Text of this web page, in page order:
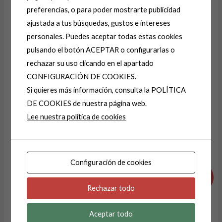
Correo electrónico
A
n
¡Oferta!
precio
39,99 €.
precio
19,99 €.
¡Oferta!
precio
24,99 €.
precio
9,99 €.
preferencias, o para poder mostrarte publicidad
ajustada a tus búsquedas, gustos e intereses
personales. Puedes aceptar todas estas cookies
pulsando el botón ACEPTAR o configurarlas o
rechazar su uso clicando en el apartado
CONFIGURACIÓN DE COOKIES.
Si quieres más información, consulta la POLÍTICA
DE COOKIES de nuestra página web.
Lee nuestra política de cookies
Configuración de cookies
Rechazar todo
Aceptar todo